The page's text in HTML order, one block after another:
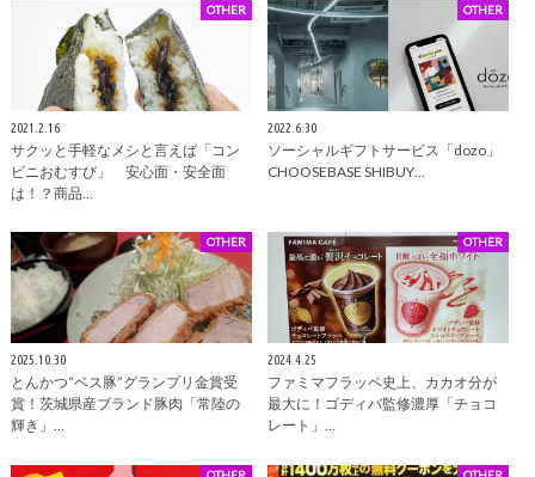
OTHER
2021.2.16
サクッと手軽なメシと言えば「コン
ビニおむすび」 安心面・安全面
は！？商品…
OTHER
2022.6.30
ソーシャルギフトサービス「dozo」
CHOOSEBASE SHIBUY…
OTHER
2025.10.30
とんかつ“ベス豚”グランプリ金賞受
賞！茨城県産ブランド豚肉「常陸の
輝き」…
OTHER
2024.4.25
ファミマフラッペ史上、カカオ分が
最大に！ゴディバ監修濃厚「チョコ
レート」…
OTHER OTHER